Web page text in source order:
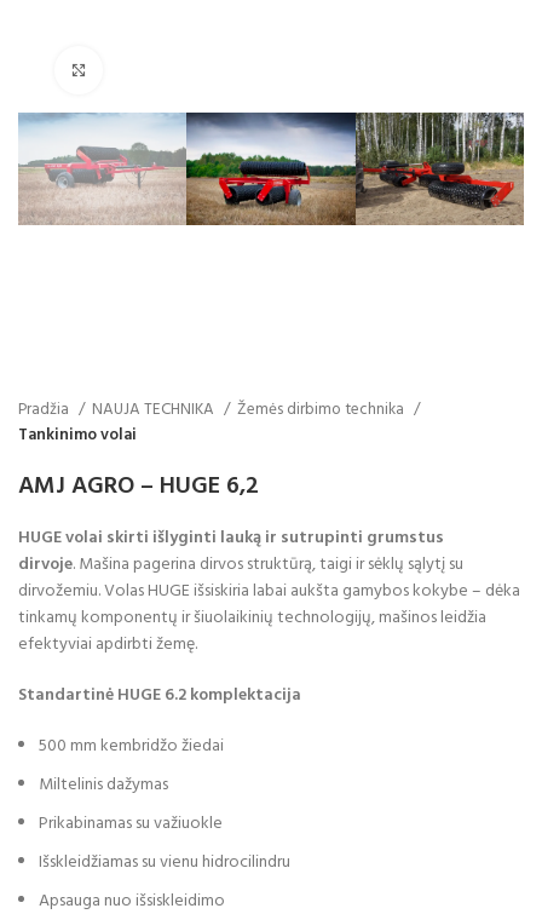
Pradžia NAUJA TECHNIKA
Žemės dirbimo technika
Tankinimo volai
AMJ AGRO – HUGE 6,2
HUGE volai skirti išlyginti lauką ir sutrupinti grumstus
dirvoje. Mašina pagerina dirvos struktūrą, taigi ir sėklų sąlytį su
dirvožemiu. Volas HUGE išsiskiria labai aukšta gamybos kokybe – dėka
tinkamų komponentų ir šiuolaikinių technologijų, mašinos leidžia
efektyviai apdirbti žemę.
Standartinė HUGE 6.2 komplektacija
500 mm kembridžo žiedai
Miltelinis dažymas
Prikabinamas su važiuokle
Išskleidžiamas su vienu hidrocilindru
Apsauga nuo išsiskleidimo